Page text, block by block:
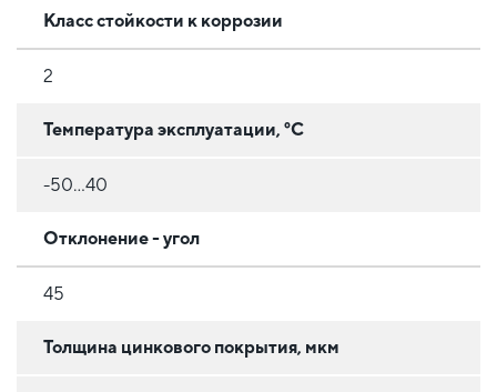
Класс стойкости к коррозии
2
Температура эксплуатации, °C
-50...40
Отклонение - угол
45
Толщина цинкового покрытия, мкм